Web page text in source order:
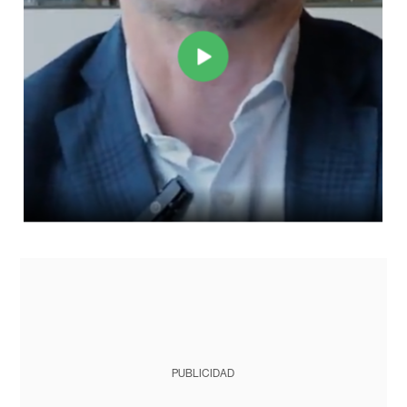
PUBLICIDAD